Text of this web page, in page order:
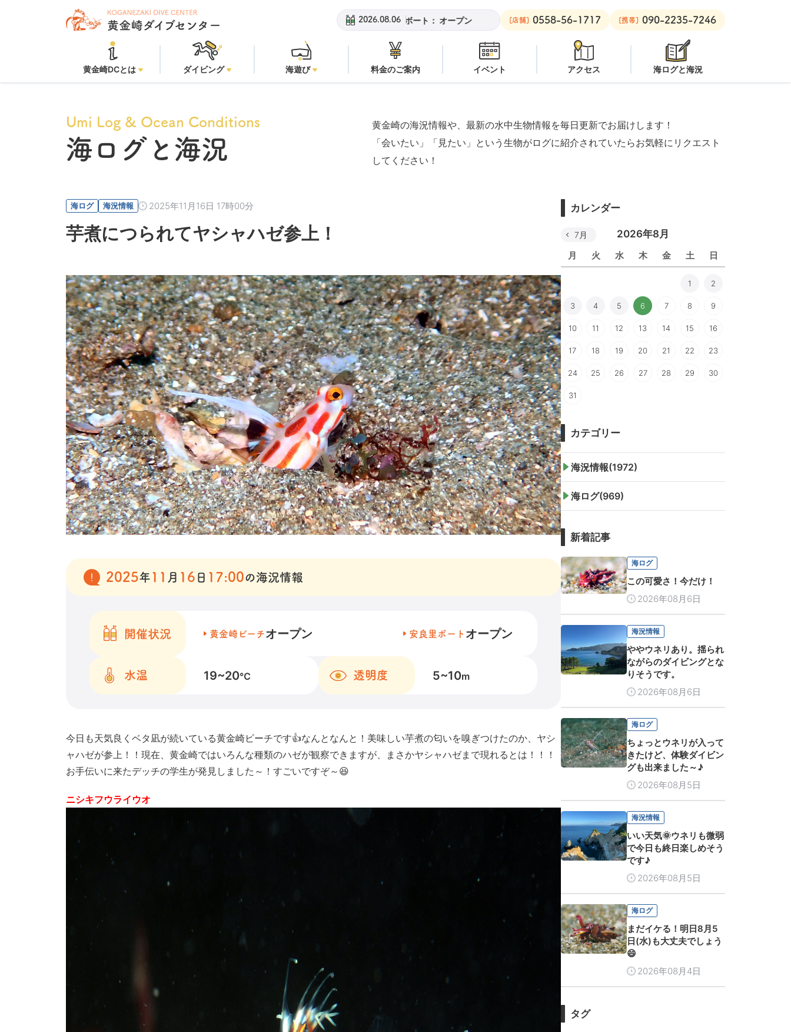
2026.08.06
安良里ボート：オープン 黄金崎ビーチ： オープン 安良里ボート： オープン
[店舗] 0558-56-1717 [携帯] 090-2235-7246
黄金崎DCとは ダイビング 海遊び 料金のご案内 イベント アクセス 海ログと海況
Umi Log & Ocean Conditions
海ログと海況
黄金崎の海況情報や、最新の水中生物情報を毎日更新でお届けします！
「会いたい」「見たい」という生物がログに紹介されていたらお気軽にリクエスト
してください！
海ログ 海況情報 2025年11月16日 17時00分
芋煮につられてヤシャハゼ参上！
2025年 11 月 16 日 17:00の海況情報
開催状況 黄金崎ビーチオープン 安良里ボート オープン
水温 19~20℃ 透明度 5~10m
今日も天気良くベタ凪が続いている黄金崎ビーチです👍なんとなんと！美味しい芋煮の匂いを嗅ぎつけたのか、ヤシ
ャハゼが参上！！現在、黄金崎ではいろんな種類のハゼが観察できますが、まさかヤシャハゼまで現れるとは！！！
お手伝いに来たデッチの学生が発見しました～！すごいですぞ～😆
ニシキフウライウオ
カレンダー
2026年8月
月 火 水 木 金 土 日
7月
1 2
3 4 5 6 7 8 9
10 11 12 13 14 15 16
17 18 19 20 21 22 23
24 25 26 27 28 29 30
31
カテゴリー
海況情報(1972)
海ログ(969)
新着記事
海ログ
この可愛さ！今だけ！
2026年08月6日
海況情報
ややウネリあり。揺られ
ながらのダイビングとな
りそうです。
2026年08月6日
海ログ
ちょっとウネリが入って
きたけど、体験ダイビン
グも出来ました～♪
2026年08月5日
海況情報
いい天気🌞ウネリも微弱
で今日も終日楽しめそう
です♪
2026年08月5日
海ログ
まだイケる！明日8月5
日(水)も大丈夫でしょう
😄
2026年08月4日
タグ